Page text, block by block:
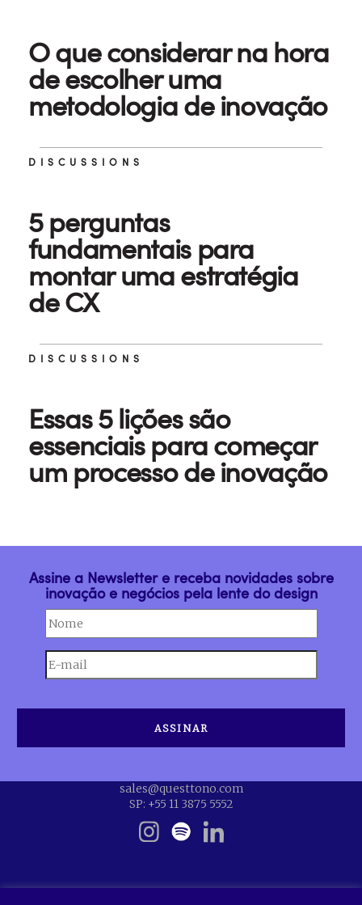
O que considerar na hora
de escolher uma
metodologia de inovação
DISCUSSIONS
5 perguntas
fundamentais para
montar uma estratégia
de CX
DISCUSSIONS
Essas 5 lições são
essenciais para começar
um processo de inovação
Assine a Newsletter e receba novidades sobre
inovação e negócios pela lente do design
sales@questtono.com
SP: +55 11 3875 5552